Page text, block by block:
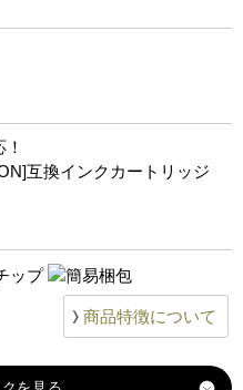
互換インクカートリッジ
商品特徴について